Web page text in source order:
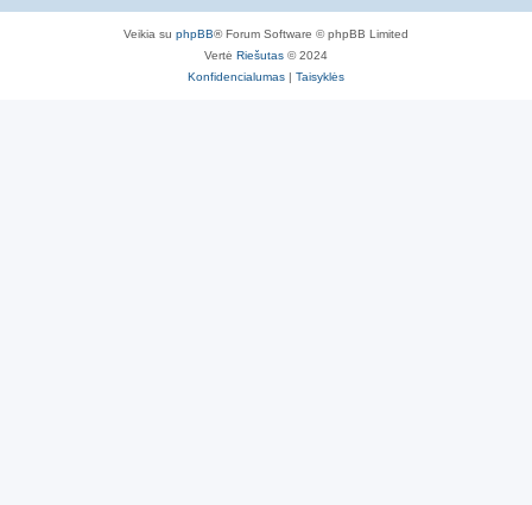
Veikia su phpBB® Forum Software © phpBB Limited
Vertė Riešutas © 2024
Konfidencialumas | Taisyklės